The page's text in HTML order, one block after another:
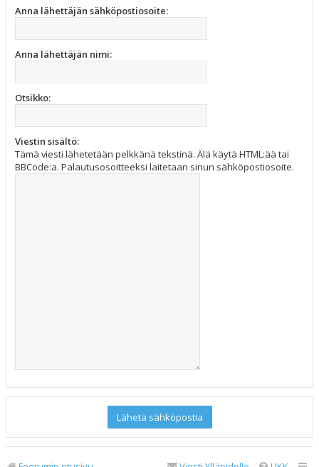
Anna lähettäjän sähköpostiosoite:
Anna lähettäjän nimi:
Otsikko:
Viestin sisältö:
Tämä viesti lähetetään pelkkänä tekstinä. Älä käytä HTML:ää tai
BBCode:a. Palautusosoitteeksi laitetaan sinun sähköpostiosoite.